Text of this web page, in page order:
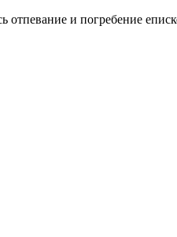
отпевание и погребение